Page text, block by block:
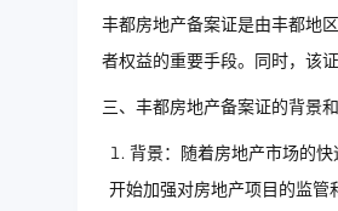
丰都房地产备案证是由丰都地
者权益的重要手段。同时，该
三、丰都房地产备案证的背景
背景：随着房地产市场的
开始加强对房地产项目的监管